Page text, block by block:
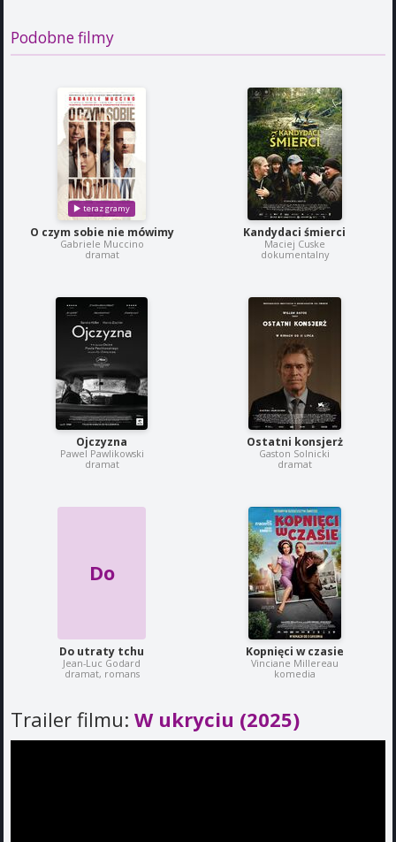
Podobne filmy
O czym sobie nie mówimy
Gabriele Muccino
dramat
Kandydaci śmierci
Maciej Cuske
dokumentalny
Ojczyzna
Pawel Pawlikowski
dramat
Ostatni konsjerż
Gaston Solnicki
dramat
Do
Do utraty tchu
Jean-Luc Godard
dramat, romans
Kopnięci w czasie
Vinciane Millereau
komedia
Trailer filmu: W ukryciu (2025)